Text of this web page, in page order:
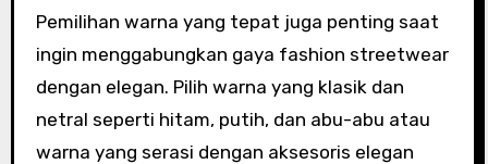
Pemilihan warna yang tepat juga penting saat
ingin menggabungkan gaya fashion streetwear
dengan elegan. Pilih warna yang klasik dan
netral seperti hitam, putih, dan abu-abu atau
warna yang serasi dengan aksesoris elegan